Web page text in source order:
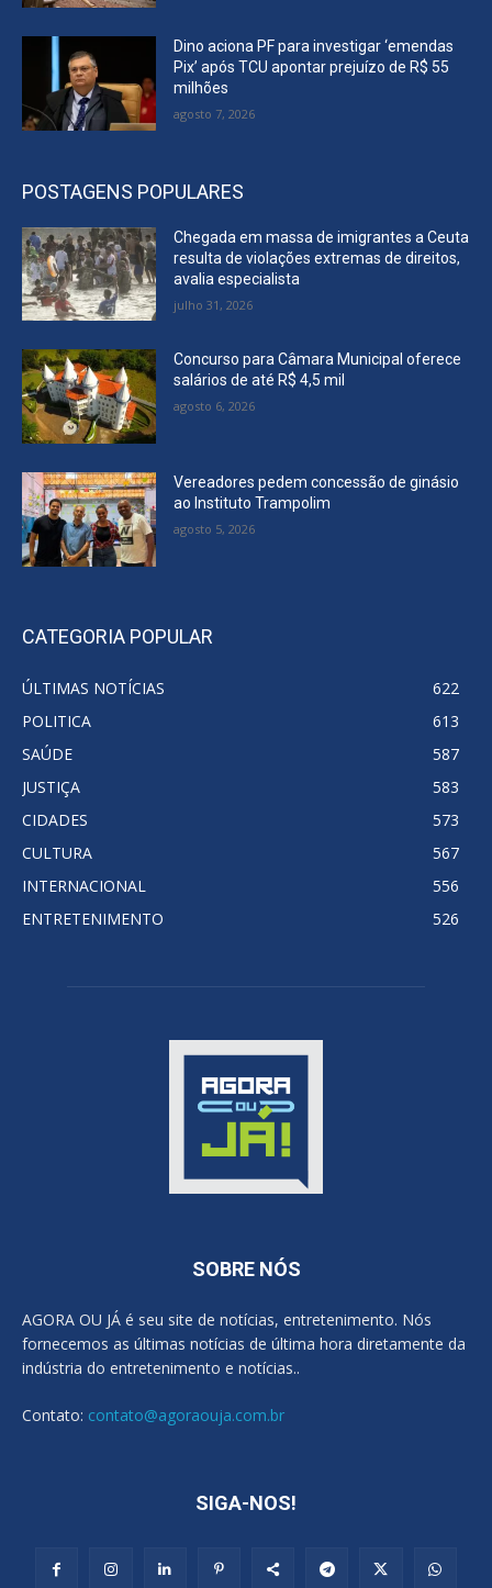
Dino aciona PF para investigar ‘emendas
Pix’ após TCU apontar prejuízo de R$ 55
milhões
agosto 7, 2026
POSTAGENS POPULARES
Chegada em massa de imigrantes a Ceuta
resulta de violações extremas de direitos,
avalia especialista
julho 31, 2026
Concurso para Câmara Municipal oferece
salários de até R$ 4,5 mil
agosto 6, 2026
Vereadores pedem concessão de ginásio
ao Instituto Trampolim
agosto 5, 2026
CATEGORIA POPULAR
ÚLTIMAS NOTÍCIAS
622
POLITICA
613
SAÚDE
587
JUSTIÇA
583
CIDADES
573
CULTURA
567
INTERNACIONAL
556
ENTRETENIMENTO
526
SOBRE NÓS
AGORA OU JÁ é seu site de notícias, entretenimento. Nós
fornecemos as últimas notícias de última hora diretamente da
indústria do entretenimento e notícias..
Contato: contato@agoraouja.com.br
SIGA-NOS!